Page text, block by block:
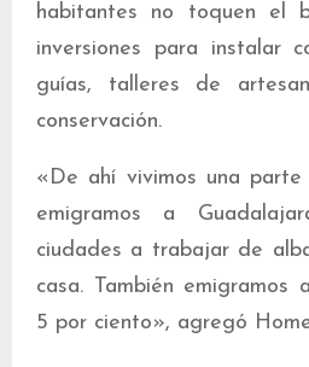
habitantes no toquen el
inversiones para instalar
guías, talleres de
conservación.
«De ahí vivimos una
emigramos a
ciudades a trabajar de
casa. También emigramos
5 por ciento», agregó